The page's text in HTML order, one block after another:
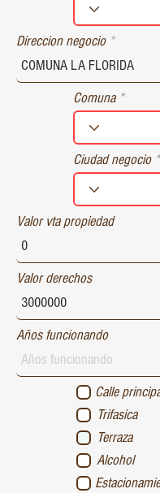
Direccion negocio
Comuna
Ciudad negocio
Valor vta propiedad
Valor derechos
Años funcionando
Calle
Trifasica
Terraza
Alcohol